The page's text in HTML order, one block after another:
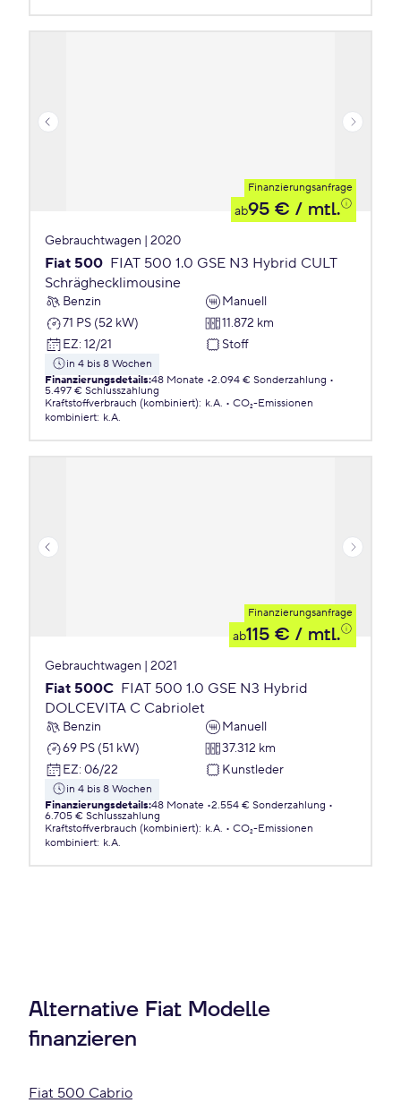
Finanzierungsanfrage
ab95 € / mtl.
Gebrauchtwagen | 2020
Fiat 500 FIAT 500 1.0 GSE N3 Hybrid CULT
Schräghecklimousine
Benzin
Manuell
71 PS (52 kW)
11.872 km
EZ: 12/21 Stoff
in 4 bis 8 Wochen
Finanzierungsdetails:48 Monate 2.094 € Sonderzahlung
5.497 € Schlusszahlung
Kraftstoffverbrauch (kombiniert): k.A.
CO₂-Emissionen
kombiniert: k.A.
Finanzierungsanfrage
ab115 € / mtl.
Gebrauchtwagen | 2021
Fiat 500C FIAT 500 1.0 GSE N3 Hybrid
DOLCEVITA C Cabriolet
Benzin
Manuell
69 PS (51 kW)
37.312 km
EZ: 06/22 Kunstleder
in 4 bis 8 Wochen
Finanzierungsdetails:48 Monate 2.554 € Sonderzahlung
6.705 € Schlusszahlung
Kraftstoffverbrauch (kombiniert): k.A.
CO₂-Emissionen
kombiniert: k.A.
Alternative Fiat Modelle
finanzieren
Fiat 500 Cabrio